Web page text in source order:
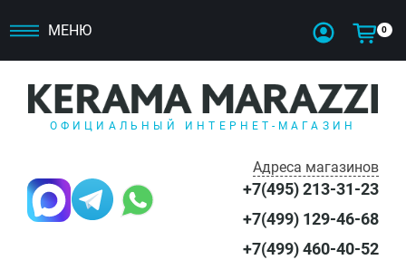
МЕНЮ 0
ОФИЦИАЛЬНЫЙ ИНТЕРНЕТ-МАГАЗИН
Адреса магазинов
+7(495) 213-31-23
+7(499) 129-46-68
+7(499) 460-40-52